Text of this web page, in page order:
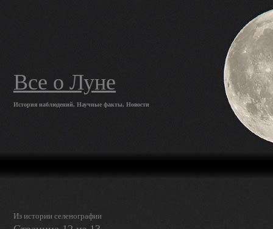
Все о Луне
История наблюдений, Научные факты, Новости
Из истории селенографии